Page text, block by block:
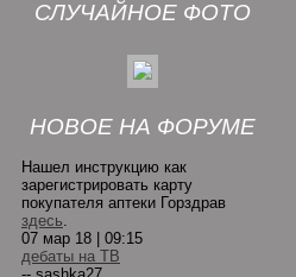
СЛУЧАЙНОЕ ФОТО
НОВОЕ НА ФОРУМЕ
Нашел инструкцию как
зарегистрировать карту
покупателя аптеки Горздрав
здесь.
07 мар 18 | 09:15
дебаты на ТВ